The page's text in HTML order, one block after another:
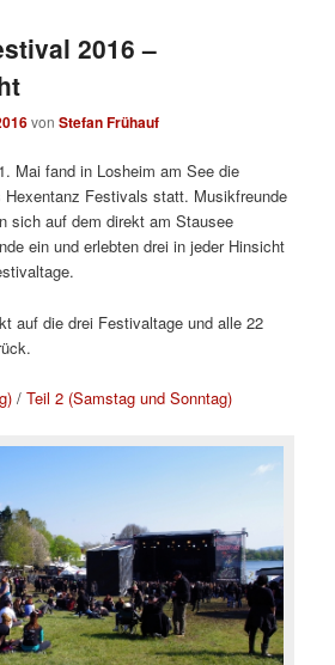
2016 –
vonStefan Frühauf
Mai fand in Losheim am See die
Hexentanz Festivals statt. Musikfreunde
sich auf dem direkt am Stausee
ein und erlebten drei in jeder Hinsicht
auf die drei Festivaltage und alle 22
/Teil 2 (Samstag und Sonntag)